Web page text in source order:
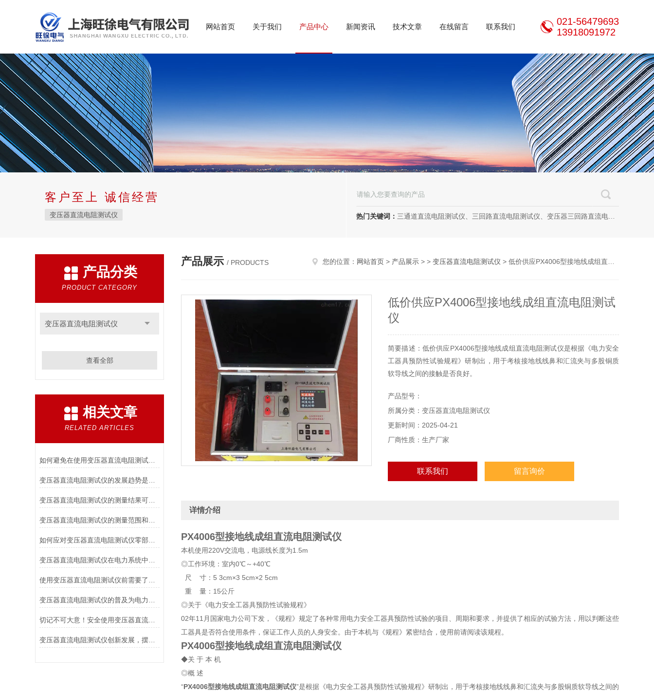
网站首页 关于我们 产品中心 新闻资讯 技术文章 在线留言 联系我们
021-56479693
13918091972
客户至上 诚信经营
变压器直流电阻测试仪 热门关键词： 三通道直流电阻测试仪、三回路直流电阻测试仪、变压器三回路直流电阻测试仪、手持式三相直流电阻测试仪、三通道助磁直流电阻测试仪
产品分类
PRODUCT CATEGORY
变压器直流电阻测试仪
查看全部
相关文章
RELATED ARTICLES
如何避免在使用变压器直流电阻测试仪时对被测变压器造成损伤？
变压器直流电阻测试仪的测量结果可靠性如何？
切记不可大意！安全使用变压器直流电阻测试仪
变压器直流电阻测试仪创新发展，摆脱传统
产品展示 / PRODUCTS 您的位置： 网站首页 > 产品展示 > > 变压器直流电阻测试仪 > 低价供应PX4006型接地线成组直流电阻测试仪
低价供应PX4006型接地线成组直流电阻测试
仪
简要描述：低价供应PX4006型接地线成组直流电阻测试仪是根据《电力安全
工器具预防性试验规程》研制出，用于考核接地线线鼻和汇流夹与多股铜质
软导线之间的接触是否良好。
成。
产品型号：
所属分类：变压器直流电阻测试仪
更新时间：2025-04-21
厂商性质：生产厂家
联系我们 留言询价
详情介绍
PX4006型接地线成组直流电阻测试仪
本机使用220V交流电，电源线长度为1.5m
◎工作环境：室内0℃～+40℃
尺 寸：5 3cm×3 5cm×2 5cm
重 量：15公斤
◎关于《电力安全工器具预防性试验规程》
02年11月国家电力公司下发，《规程》规定了各种常用电力安全工器具预防性试验的项目、周期和要求，并提供了相应的试验方法，用以判断这些
工器具是否符合使用条件，保证工作人员的人身安全。由于本机与《规程》紧密结合，使用前请阅读该规程。
PX4006型接地线成组直流电阻测试仪
◆关 于 本 机
◎概 述
“PX4006型接地线成组直流电阻测试仪”是根据《电力安全工器具预防性试验规程》研制出，用于考核接地线线鼻和汇流夹与多股铜质软导线之间的